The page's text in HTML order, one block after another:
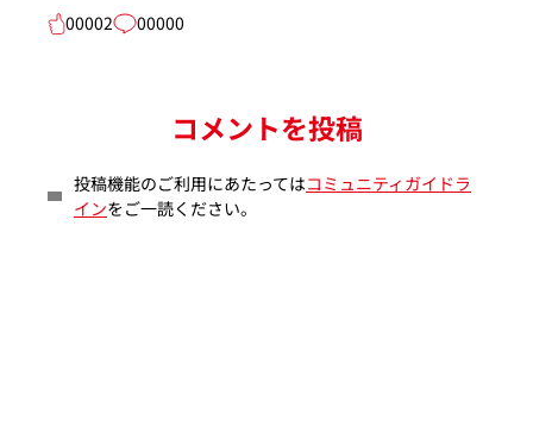
00002
00000
コメントを投稿
投稿機能のご利用にあたってはコミュニティガイドラ
インをご一読ください。